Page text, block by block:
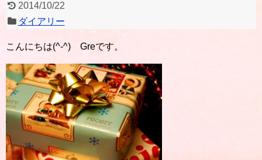
2014/10/22
ダイアリー
こんにちは(^-^) Greです。